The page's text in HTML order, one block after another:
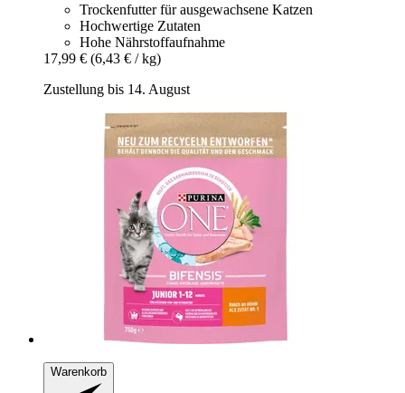
Trockenfutter für ausgewachsene Katzen
Hochwertige Zutaten
Hohe Nährstoffaufnahme
17,99 € (6,43 € / kg)
Zustellung bis 14. August
Warenkorb